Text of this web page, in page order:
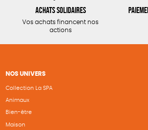
Achats solidaires
Vos achats financent nos
actions
NOS UNIVERS
Collection La SPA
Animaux
Bien-être
Maison